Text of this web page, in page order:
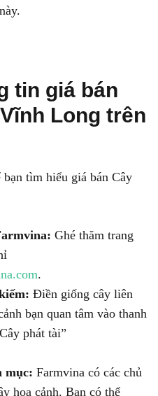
tin giá bán
Long trên
tìm hiểu giá bán Cây
Ghé thăm trang
.
Điền giống cây liên
bạn quan tâm vào thanh
phát tài”
mục: Farmvina có các chủ
hoa cảnh. Bạn có thể